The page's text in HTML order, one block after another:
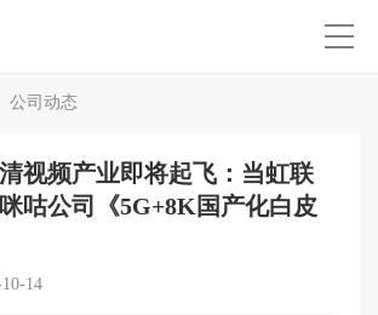
公司动态
视频产业即将起飞：当虹联
咕公司《5G+8K国产化白皮
14